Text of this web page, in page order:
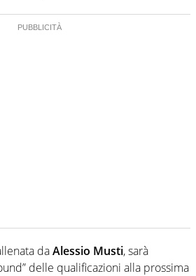
daAlessio Musti, sarà
delle qualificazioni alla prossima